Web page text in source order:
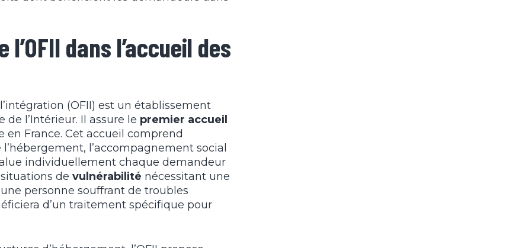
dans l’accueil des
(OFII) est un établissement
l’Intérieur. Il assure le premier accueil
en France. Cet accueil comprend
l’accompagnement social
individuellement chaque demandeur
de vulnérabilité nécessitant une
personne souffrant de troubles
d’un traitement spécifique pour